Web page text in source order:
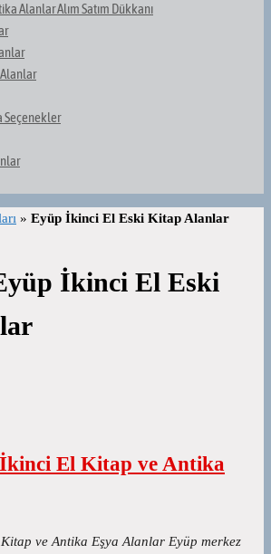
Alanlar Alım Satım Dükkanı
Seçenekler
» Eyüp İkinci El Eski Kitap Alanlar
İkinci El Eski
El Kitap ve Antika
ve Antika Eşya Alanlar Eyüp merkez